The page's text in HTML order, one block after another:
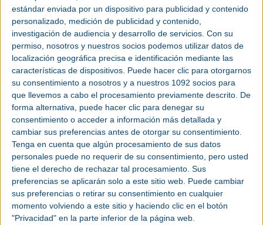
estándar enviada por un dispositivo para publicidad y contenido
personalizado, medición de publicidad y contenido,
investigación de audiencia y desarrollo de servicios. Con su
permiso, nosotros y nuestros socios podemos utilizar datos de
localización geográfica precisa e identificación mediante las
características de dispositivos. Puede hacer clic para otorgarnos
su consentimiento a nosotros y a nuestros 1092 socios para
que llevemos a cabo el procesamiento previamente descrito. De
forma alternativa, puede hacer clic para denegar su
consentimiento o acceder a información más detallada y
cambiar sus preferencias antes de otorgar su consentimiento.
Tenga en cuenta que algún procesamiento de sus datos
personales puede no requerir de su consentimiento, pero usted
tiene el derecho de rechazar tal procesamiento. Sus
preferencias se aplicarán solo a este sitio web. Puede cambiar
sus preferencias o retirar su consentimiento en cualquier
momento volviendo a este sitio y haciendo clic en el botón
"Privacidad" en la parte inferior de la página web.
Dentro de la planta defabricación de bateríasde Sagunto, los trabajos y
actividades contratadas son esenciales y claves para el desarrollo de la
propia planta, la cual presenta una superficie superior a 130.000 metros
cuadrados, constituye una de las plantas industriales de baterías más grande
de España y entre las más importantes de Europa.
Dentro de las actividades a desarrollar se incluyen las instalaciones de Media
Tensión y Baja Tensiónpara la producción de baterías, así como las
instalaciones electromecánicas convencionales (PCI, megafonía,
ventilación, extracción,nitrógeno , aire comprimido, helio, otrosgases
Además, incluye el suministro y montaje de las instalaciones auxiliares para
todos los contratistas.
La planta está preparada para dos fases de
ampliación similares al contrato adjudicado
Por su parte, FCC Construcción ejecuta la construcción de dos edificios FA1 y
FA2 dentro de la propia planta. Estos edificios se integran dentro de la primera
fase del proyecto y construcción de la gigafactoría dedicada a la fabricación
de baterías eléctricas para vehículos.